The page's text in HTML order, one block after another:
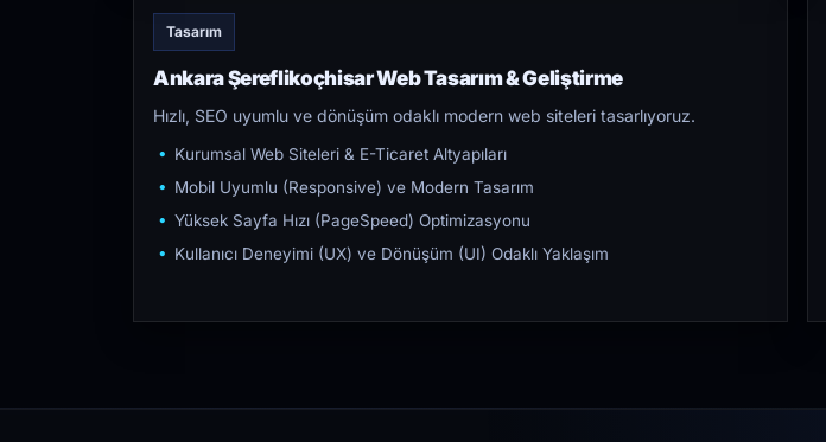
Tasarım
Ankara Şereflikoçhisar Web Tasarım & Geliştirme
Hızlı, SEO uyumlu ve dönüşüm odaklı modern web siteleri tasarlıyoruz.
Kurumsal Web Siteleri & E-Ticaret Altyapıları
Mobil Uyumlu (Responsive) ve Modern Tasarım
Yüksek Sayfa Hızı (PageSpeed) Optimizasyonu
Kullanıcı Deneyimi (UX) ve Dönüşüm (UI) Odaklı Yaklaşım